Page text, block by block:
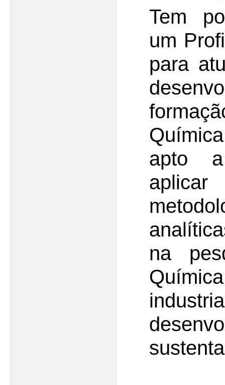
Tem
um
para
apto
na